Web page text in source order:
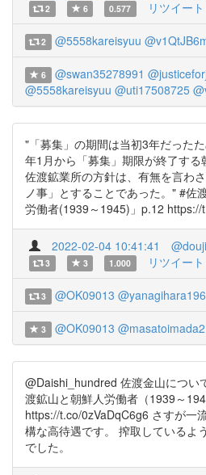
2 6 0.577 リツイー
2 @5558kareisyuu
6 @swan35278991
@5558kareisyuu @uti17508725
"「募集」の期間は当初3年だった
年1月から「募集」期限が終了する
佐渡鉱業所の方針は、有無を言わ
ノ事」とすることであった。" #佐
労働者(1939～1945)」p.12
2022-02-04 10:41:41
3 3 1.000 リツイー
3 @OK09013
3 @OK09013 @masatoimada2
@Daishi_hundred 佐渡金山につい
渡鉱山と朝鮮人労働者（1939～
https://t.co/0zVaDqC6g6 さすが一
構な高待遇です。 搾取しているよ
でした。